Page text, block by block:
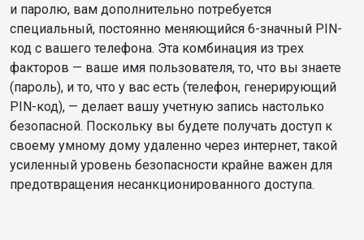
и паролю, вам дополнительно потребуется
специальный, постоянно меняющийся 6-значный PIN-
код с вашего телефона. Эта комбинация из трех
факторов — ваше имя пользователя, то, что вы знаете
(пароль), и то, что у вас есть (телефон, генерирующий
PIN-код), — делает вашу учетную запись настолько
безопасной. Поскольку вы будете получать доступ к
своему умному дому удаленно через интернет, такой
усиленный уровень безопасности крайне важен для
предотвращения несанкционированного доступа.